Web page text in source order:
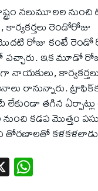
నలుమూలల నుంచి
రెండోరోజు
రోజు కంటే రెండో
వచ్చారు. ఇక మూడో
నాయకులు,
రానున్నారు.
తగిన
కడప మొత్తం
తోరణాలతో
X W